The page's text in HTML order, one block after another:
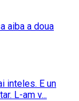
aiba a doua
inteles. E un
L-am v...